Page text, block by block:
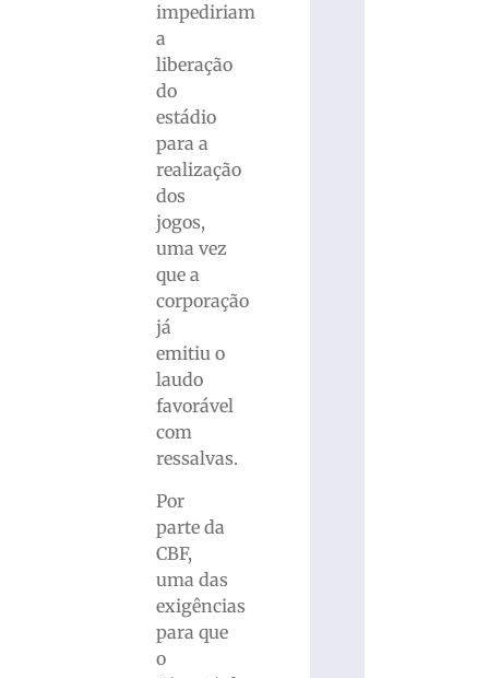
impediriam
a
liberação
do
estádio
para a
realização
dos
jogos,
uma vez
que a
corporação
já
emitiu o
laudo
favorável
com
ressalvas.
Por
parte da
CBF,
uma das
exigências
para que
o